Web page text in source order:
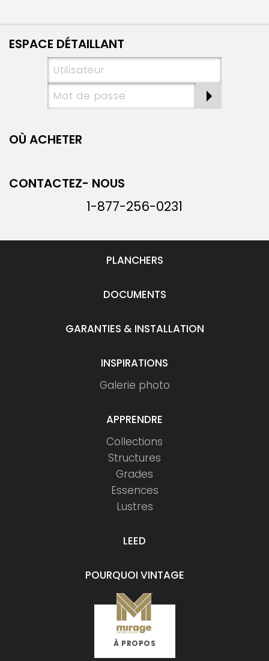
ESPACE DÉTAILLANT
OÙ ACHETER
CONTACTEZ- NOUS
1-877-256-0231
PLANCHERS
DOCUMENTS
GARANTIES & INSTALLATION
INSPIRATIONS
Galerie photo
APPRENDRE
Collections
Structures
Grades
Essences
Lustres
LEED
POURQUOI VINTAGE
À PROPOS